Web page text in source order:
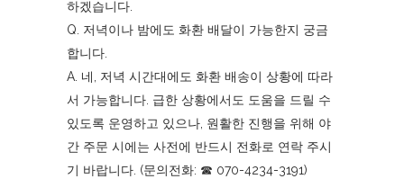
하겠습니다.
Q. 저녁이나 밤에도 화환 배달이 가능한지 궁금
합니다.
A. 네, 저녁 시간대에도 화환 배송이 상황에 따라
서 가능합니다. 급한 상황에서도 도움을 드릴 수
있도록 운영하고 있으나, 원활한 진행을 위해 야
간 주문 시에는 사전에 반드시 전화로 연락 주시
기 바랍니다. (문의전화: ☎︎ 070-4234-3191)